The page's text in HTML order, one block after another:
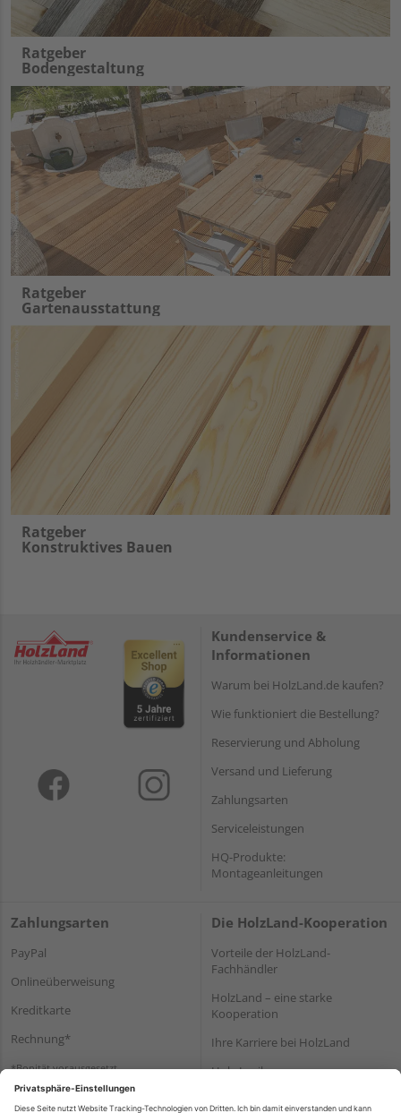
Ratgeber
Bodengestaltung
Ratgeber
Gartenausstattung
Ratgeber
Konstruktives Bauen
Kundenservice &
Informationen
Warum bei HolzLand.de kaufen?
Wie funktioniert die Bestellung?
Reservierung und Abholung
Versand und Lieferung
Zahlungsarten
Serviceleistungen
HQ-Produkte:
Montageanleitungen
Zahlungsarten
PayPal
Onlineüberweisung
Kreditkarte
Rechnung*
*Bonität vorausgesetzt
Die HolzLand-Kooperation
Vorteile der HolzLand-
Fachhändler
HolzLand – eine starke
Kooperation
Ihre Karriere bei HolzLand
Holz-Lexikon